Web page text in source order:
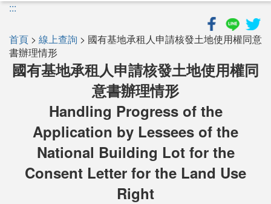
:::
首頁 > 線上查詢 > 國有基地承租人申請核發土地使用權同意
書辦理情形
國有基地承租人申請核發土地使用權同
意書辦理情形
Handling Progress of the
Application by Lessees of the
National Building Lot for the
Consent Letter for the Land Use
Right